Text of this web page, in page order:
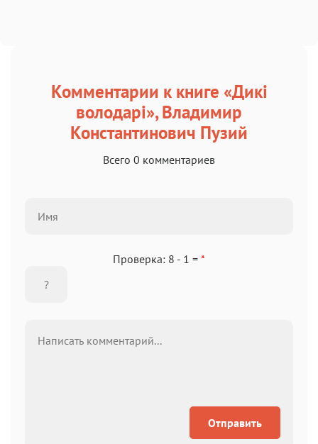
Комментарии к книге «Дикі
володарі», Владимир
Константинович Пузий
Всего 0 комментариев
Проверка: 8 - 1 = *
Отправить